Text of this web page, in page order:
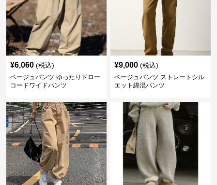
¥6,060 (税込)
ベージュパンツ ゆったりドロー
コードワイドパンツ
¥9,000 (税込)
ベージュパンツ ストレートシル
エット綿混パンツ